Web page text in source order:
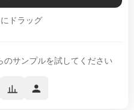
ドラッグ
サンプルを試してください